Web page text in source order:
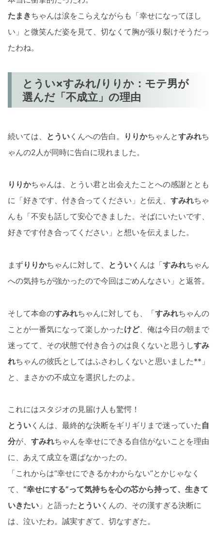
たまきちゃんは涙をこらえながらも「幸せになってほし
い」と微笑んだ姿を見て、切なくて胸が張り裂けそうだっ
たわね。
とうい×すみれ/りりか：モテ男が
選んだ「不成立」の理由
続いては、 とうい くんへの告白。 りりかちゃんとすみれち
ゃんの2人が同時に告白に現れました。
りりかちゃんは、とうい君と出会えたことへの感謝ととも
に「好きです、付き合ってください」と伝え、 すみれちゃ
んも「不安も話して安心できました。そばにいたいです、
好きです付き合ってください」と想いを伝えました。
まずりりかちゃんに対して、 とうい くんは「すみれちゃん
への気持ちが強かったので今回はごめんなさい」と返答。
そして本命のすみれちゃんに対しても、「すみれちゃんの
ことが一番気になって楽しかったけど、俺は今日の朝まで
迷ってて、その状態で付き合うのは良くないと思うしすみ
れちゃんの彼氏としてはふさわしくないと思いました**」
と、まさかの不成立を選択したのよ。
これにはスタジオの見届け人も驚愕！
とうい くんは、最終的な決断をギリギリまで迷っていた 自
分が、 すみれちゃんを幸せにできる自信がないことを理由
に、あえて成立を選ばなかったの。
「これからは“幸せにできるかわからない”とかじゃなく
て、 “幸せにする”って気持ちを心の芯から持って、生きて
いきたい 」と語った とうい くんの、その漢すぎる決断に
は、泣いたわ。誠実すぎて、切なすぎた。